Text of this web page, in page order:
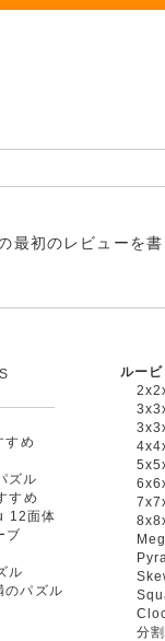
最初のレビューを
すめ
ズル
すめ
12面体
ブ
ル
のパズル
ルー
分